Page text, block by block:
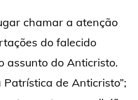
chamar a atenção
do falecido
assunto do Anticristo.
de Anticristo”;